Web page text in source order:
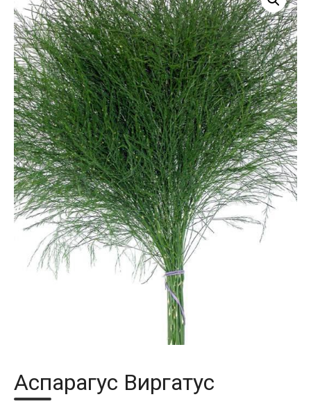
Аспарагус Виргатус